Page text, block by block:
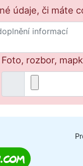
údaje, či máte
Foto, rozbor,